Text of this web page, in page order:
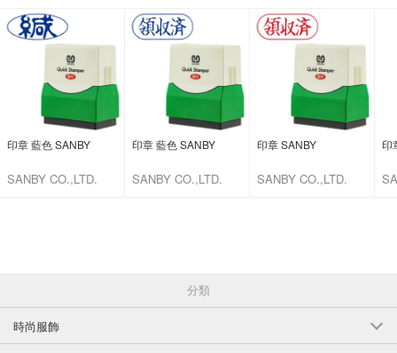
印章 藍色 SANBY
SANBY CO.,LTD.
印章 藍色 SANBY
SANBY CO.,LTD.
印章 SANBY
SANBY CO.,LTD.
印
分類
時尚服飾